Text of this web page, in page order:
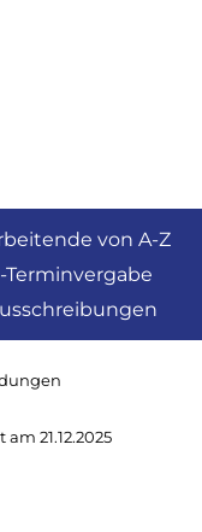
von A-Z
Terminvergabe
21.12.2025